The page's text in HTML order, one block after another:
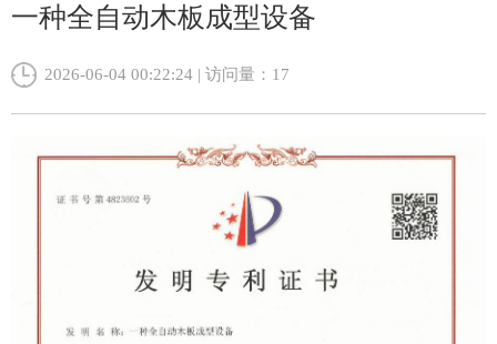
一种全自动木板成型设备
2026-06-04 00:22:24 | 访问量： 17